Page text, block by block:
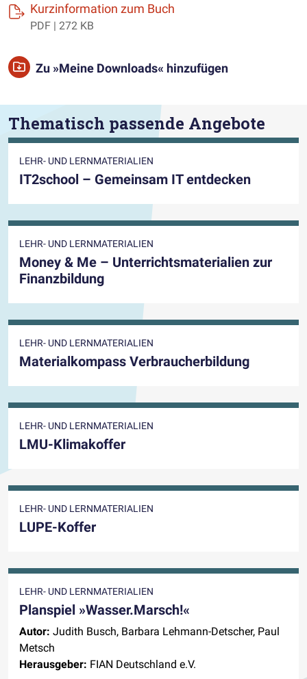
Kurzinformation zum Buch
PDF | 272 KB
Zu »Meine Downloads« hinzufügen
Thematisch passende Angebote
LEHR- UND LERNMATERIALIEN
IT2school – Gemeinsam IT entdecken
LEHR- UND LERNMATERIALIEN
Money & Me – Unterrichtsmaterialien zur
Finanzbildung
LEHR- UND LERNMATERIALIEN
Materialkompass Verbraucherbildung
LEHR- UND LERNMATERIALIEN
LMU-Klimakoffer
LEHR- UND LERNMATERIALIEN
LUPE-Koffer
LEHR- UND LERNMATERIALIEN
Planspiel »Wasser.Marsch!«
Autor: Judith Busch, Barbara Lehmann-Detscher, Paul
Metsch
Herausgeber: FIAN Deutschland e.V.